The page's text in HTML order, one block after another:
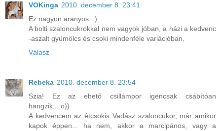
VOKinga 2010. december 8. 23:41
Ez nagyon aranyos. :)
A bolti szaloncukrokkal nem vagyok jóban, a házi a kedvenc
-aszalt gyümölcs és csoki mindenféle variációban.
Válasz
Rebeka 2010. december 8. 23:54
Szia! Ez az ehető csillámpor igencsak csábítóan
hangzik...:o))
A kedvencem az étcsokis Vadász szaloncukor, már amikor
kapok éppen... ha nem, akkor a marcipános, vagy a